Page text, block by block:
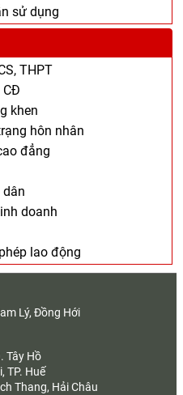
sử dụng
THPT
CĐ
khen
hôn nhân
đẳng
dân
doanh
lao động
Lý, Đồng Hới
Tây Hồ
TP. Huế
Thang, Hải Châu